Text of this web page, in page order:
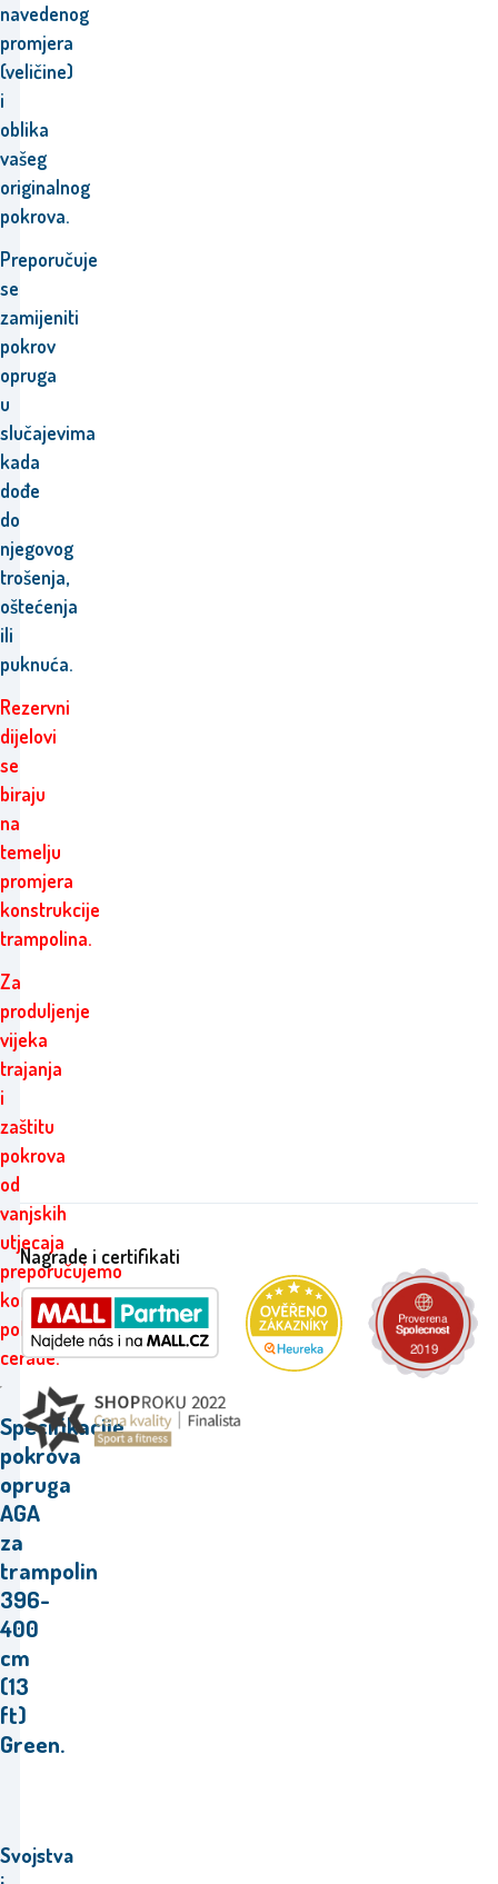
navedenog
promjera
(veličine)
i
oblika
vašeg
originalnog
pokrova.
Preporučuje
se
zamijeniti
pokrov
opruga
u
slučajevima
kada
dođe
do
njegovog
trošenja,
oštećenja
ili
puknuća.
Rezervni
dijelovi
se
biraju
na
temelju
promjera
konstrukcije
trampolina.
Za
produljenje
vijeka
trajanja
i
zaštitu
pokrova
od
vanjskih
utjecaja
preporučujemo
korištenje
pokrovne
cerade.
Specifikacije
pokrova
opruga
AGA
za
trampolin
396-
400
cm
(13
ft)
Green.
Svojstva
Nagrade i certifikati